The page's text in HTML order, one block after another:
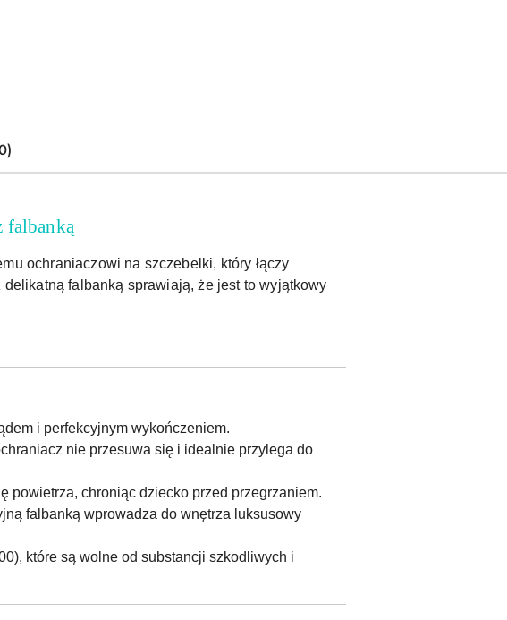
falbanką
ochraniaczowi na szczebelki, który łączy
falbanką sprawiają, że jest to wyjątkowy
i perfekcyjnym wykończeniem.
nie przesuwa się i idealnie przylega do
powietrza, chroniąc dziecko przed przegrzaniem.
falbanką wprowadza do wnętrza luksusowy
które są wolne od substancji szkodliwych i